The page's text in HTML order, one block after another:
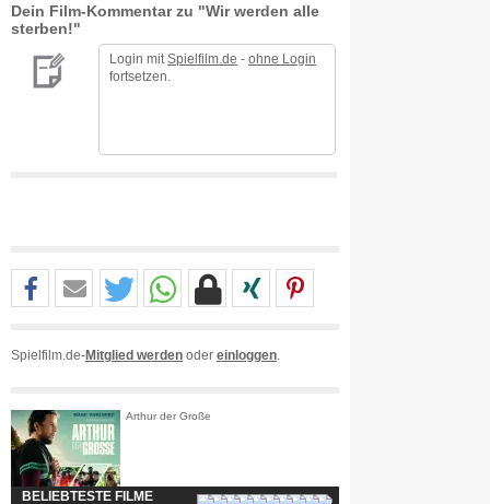
Dein Film-Kommentar zu "Wir werden alle
sterben!"
Login mit Spielfilm.de - ohne Login
fortsetzen.
Spielfilm.de-Mitglied werden oder einloggen
Arthur der Große
BELIEBTESTE FILME